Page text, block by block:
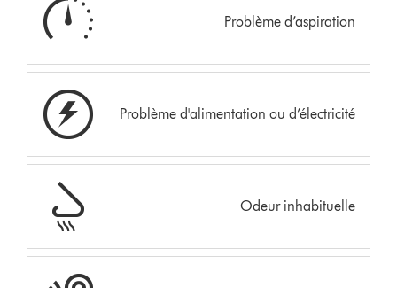
Problème d’aspiration
Problème d'alimentation ou d’électricité
Odeur inhabituelle